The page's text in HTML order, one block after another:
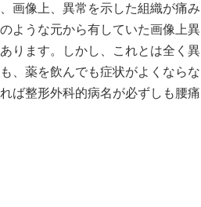
画像上、異常を示した組織が痛み
ような元から有していた画像上異
ります。しかし、これとは全く異
、薬を飲んでも症状がよくならな
ば整形外科的病名が必ずしも腰痛